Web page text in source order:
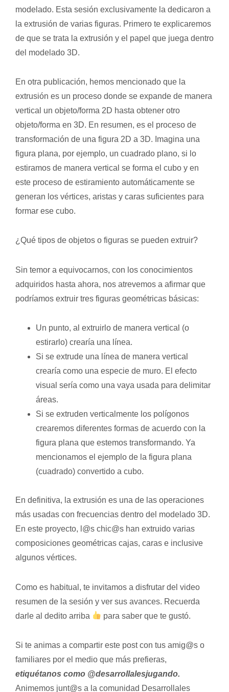
modelado. Esta sesión exclusivamente la dedicaron a
la extrusión de varias figuras. Primero te explicaremos
de que se trata la extrusión y el papel que juega dentro
del modelado 3D.
En otra publicación, hemos mencionado que la
extrusión es un proceso donde se expande de manera
vertical un objeto/forma 2D hasta obtener otro
objeto/forma en 3D. En resumen, es el proceso de
transformación de una figura 2D a 3D. Imagina una
figura plana, por ejemplo, un cuadrado plano, si lo
estiramos de manera vertical se forma el cubo y en
este proceso de estiramiento automáticamente se
generan los vértices, aristas y caras suficientes para
formar ese cubo.
¿Qué tipos de objetos o figuras se pueden extruir?
Sin temor a equivocarnos, con los conocimientos
adquiridos hasta ahora, nos atrevemos a afirmar que
podríamos extruir tres figuras geométricas básicas:
Un punto, al extruirlo de manera vertical (o
estirarlo) crearía una línea.
Si se extrude una línea de manera vertical
crearía como una especie de muro. El efecto
visual sería como una vaya usada para delimitar
áreas.
Si se extruden verticalmente los polígonos
crearemos diferentes formas de acuerdo con la
figura plana que estemos transformando. Ya
mencionamos el ejemplo de la figura plana
(cuadrado) convertido a cubo.
En definitiva, la extrusión es una de las operaciones
más usadas con frecuencias dentro del modelado 3D.
En este proyecto, l@s chic@s han extruido varias
composiciones geométricas cajas, caras e inclusive
algunos vértices.
Como es habitual, te invitamos a disfrutar del video
resumen de la sesión y ver sus avances. Recuerda
darle al dedito arriba
para saber que te gustó.
Si te animas a compartir este post con tus amig@s o
familiares por el medio que más prefieras,
etiquétanos como @desarrollalesjugando.
Animemos junt@s a la comunidad Desarrollales